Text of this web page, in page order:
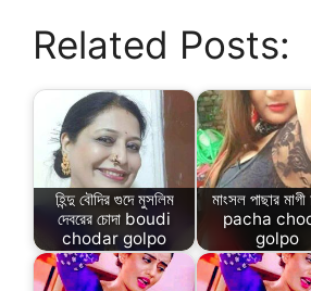
Related Posts:
হিন্দু বৌদির গুদে মুসলিম
দেবরের চোদা boudi
chodar golpo
মাংসল পাছার
pacha
golpo